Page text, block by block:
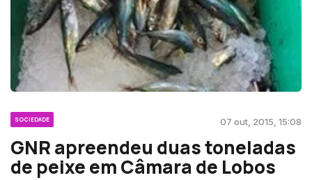
SOCIEDADE 07 out, 2015, 15:08
GNR apreendeu duas toneladas
de peixe em Câmara de Lobos